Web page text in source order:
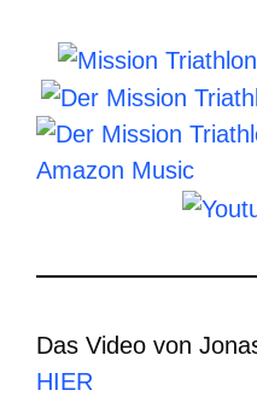
Das Video von
HIER